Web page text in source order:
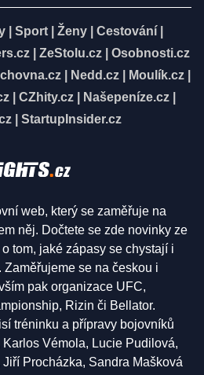
Sport Ženy Cestování
ZeStolu.cz
Osobnosti.cz
| Nedd.cz| Moulík.cz|
CZhity.cz Našepeníze.cz
StartupInsider.cz
web, který se zaměřuje na
něj. Dočtete se zde novinky ze
tom, jaké zápasy se chystají i
se na českou i
pak organizace UFC,
Rizin či Bellator.
tréninku a přípravy bojovníků
Vémola, Lucie Pudilová,
Procházka, Sandra Mašková